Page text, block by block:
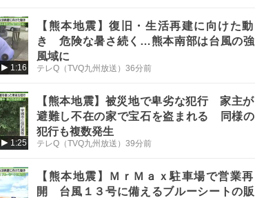
1:16
【熊本地震】復旧・生活再建に向けた動
き 危険な暑さ続く…熊本南部は台風の強
風域に
テレQ（TVQ九州放送） 36分前
1:25
【熊本地震】被災地で卑劣な犯行 家主が
避難し不在の家で宝石を盗まれる 同様の
犯行も複数発生
テレQ（TVQ九州放送） 39分前
【熊本地震】ＭｒＭａｘ駐車場で営業再
開 台風１３号に備えるブルーシートの販